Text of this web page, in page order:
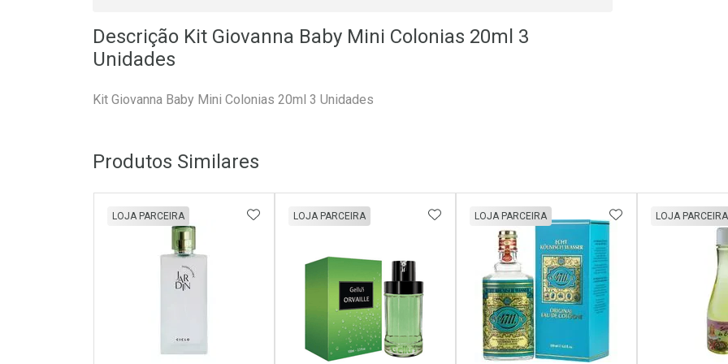
Descrição Kit Giovanna Baby Mini Colonias 20ml 3
Unidades
Kit Giovanna Baby Mini Colonias 20ml 3 Unidades
Produtos Similares
LOJA PARCEIRA ADICIONAR AOS FAVORITOS
LOJA PARCEIRA ADICIONAR AOS FAVORITOS
LOJA PARCEIRA ADICIONAR AOS
LOJA PARCEIRA